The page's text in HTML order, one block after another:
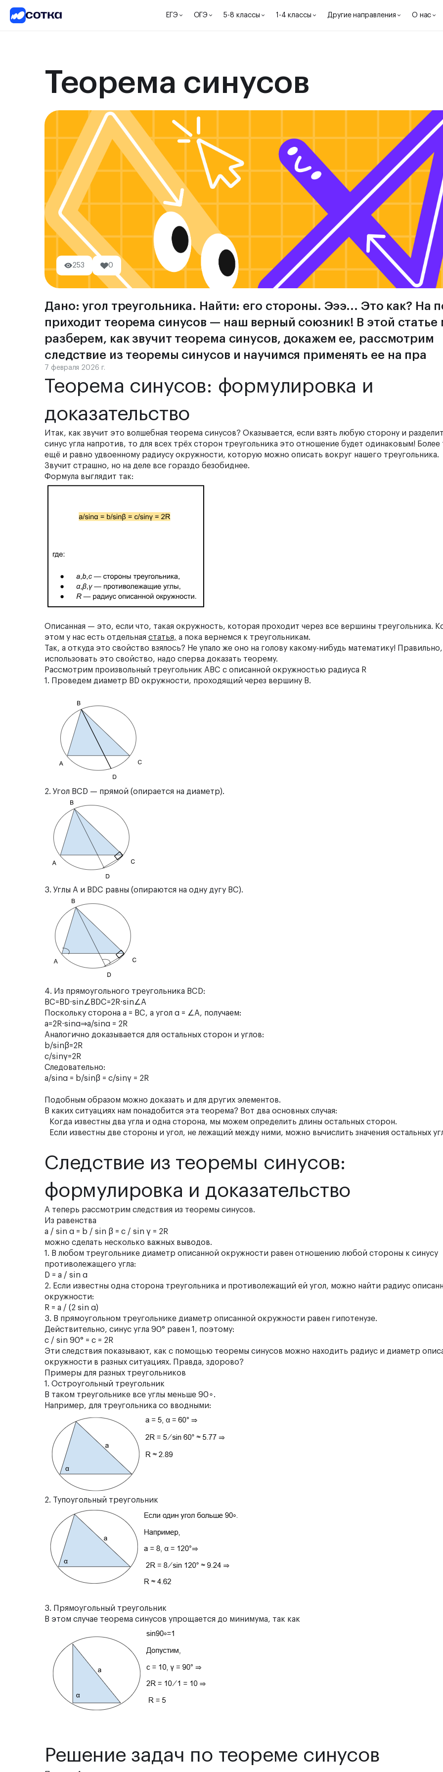
ЕГЭ ОГЭ 5-8 классы 1-4 классы Другие направления О нас
Теорема синусов
253 0
Дано: угол треугольника. Найти: его стороны. Эээ... Это как? На
приходит теорема синусов — наш верный союзник! В этой статье
разберем, как звучит теорема синусов, докажем ее, рассмотрим
следствие из теоремы синусов и научимся применять ее на пра
7 февраля 2026 г.
Теорема синусов: формулировка и
доказательство
Итак, как звучит это волшебная теорема синусов? Оказывается, если взять любую сторону и
синус угла напротив, то для всех трёх сторон треугольника это отношение будет одинаковым! Более
ещё и равно удвоенному радиусу окружности, которую можно описать вокруг нашего треугольника.
Звучит страшно, но на деле все гораздо безобиднее.
Формула выглядит так:
Описанная — это, если что, такая окружность, которая проходит через все вершины треугольника.
этом у нас есть отдельная статья, а пока вернемся к треугольникам.
Так, а откуда это свойство взялось? Не упало же оно на голову какому-нибудь математику!
использовать это свойство, надо сперва доказать теорему.
Рассмотрим произвольный треугольник ABC с описанной окружностью радиуса R
1. Проведем диаметр BD окружности, проходящий через вершину B.
2. Угол BCD — прямой (опирается на диаметр).
3. Углы A и BDC равны (опираются на одну дугу BC).
4. Из прямоугольного треугольника BCD:
BC=BD⋅sin⁡∠BDC=2R⋅sin⁡∠A
Поскольку сторона a = BC, а угол α = ∠A, получаем:
a=2R⋅sin⁡α⇒a/sinα = 2R
Аналогично доказывается для остальных сторон и углов:
b/sinβ=2R
c/sinγ=2R
Следовательно:
a/sinα = b/sinβ = c/sinγ = 2R
Подобным образом можно доказать и для других элементов.
В каких ситуациях нам понадобится эта теорема? Вот два основных случая:
Когда известны два угла и одна сторона, мы можем определить длины остальных сторон.
Если известны две стороны и угол, не лежащий между ними, можно вычислить значения остальных
Следствие из теоремы синусов:
формулировка и доказательство
А теперь рассмотрим следствия из теоремы синусов.
Из равенства
a / sin α = b / sin β = c / sin γ = 2R
можно сделать несколько важных выводов.
1. В любом треугольнике диаметр описанной окружности равен отношению любой стороны к синусу
противолежащего угла:
D = a / sin α
2. Если известны одна сторона треугольника и противолежащий ей угол, можно найти радиус
окружности:
R = a / (2 sin α)
3. В прямоугольном треугольнике диаметр описанной окружности равен гипотенузе.
Действительно, синус угла 90° равен 1, поэтому:
c / sin 90° = c = 2R
Эти следствия показывают, как с помощью теоремы синусов можно находить радиус и диаметр
окружности в разных ситуациях. Правда, здорово?
Примеры для разных треугольников
1. Остроугольный треугольник
В таком треугольнике все углы меньше 90∘.
Например, для треугольника со вводными:
2. Тупоугольный треугольник
3. Прямоугольный треугольник
В этом случае теорема синусов упрощается до минимума, так как
Решение задач по теореме синусов